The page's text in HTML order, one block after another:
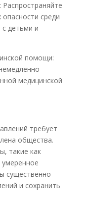
среди
детьми и
помощи:
медицинской
требует
общества.
такие как
существенно
и сохранить